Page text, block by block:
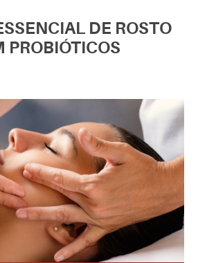
DE ROSTO
PROBIÓTICOS